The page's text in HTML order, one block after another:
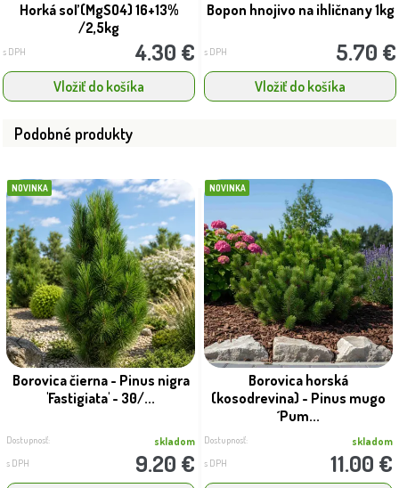
Horká soľ (MgSO4) 16+13%
/2,5kg
s DPH 4.30 €
Vložiť do košíka
Bopon hnojivo na ihličnany 1kg
s DPH 5.70 €
Vložiť do košíka
Podobné produkty
NOVINKA
Borovica čierna - Pinus nigra
'Fastigiata' - 30/...
Dostupnosť: skladom
s DPH 9.20 €
NOVINKA
Borovica horská
(kosodrevina) - Pinus mugo
´Pum...
Dostupnosť: skladom
s DPH 11.00 €